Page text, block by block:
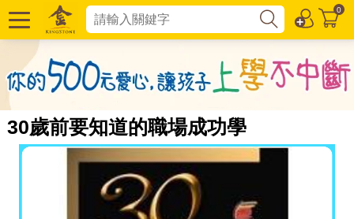
0
30歲前要知道的職場成功學